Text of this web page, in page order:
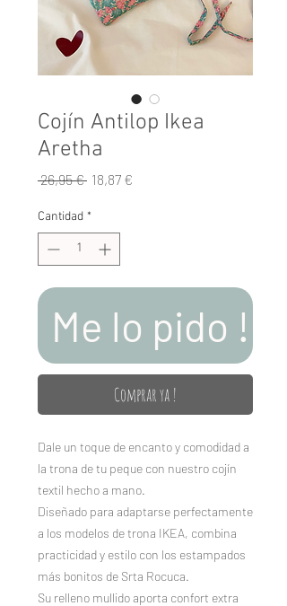
Cojín Antilop Ikea
Aretha
26,95 € Precio
18,87 €
Cantidad *
Me lo pido !
Comprar ya !
Dale un toque de encanto y comodidad a
la trona de tu peque con nuestro cojín
textil hecho a mano.
Diseñado para adaptarse perfectamente
a los modelos de trona IKEA, combina
practicidad y estilo con los estampados
más bonitos de Srta Rocuca.
Su relleno mullido aporta confort extra